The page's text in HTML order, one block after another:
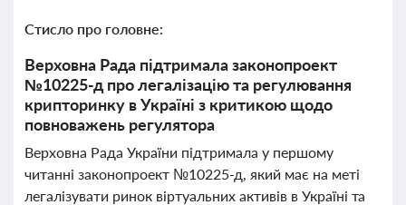
Стисло про головне:
Верховна Рада підтримала законопроект
№10225-д про легалізацію та регулювання
крипторинку в Україні з критикою щодо
повноважень регулятора
Верховна Рада України підтримала у першому
читанні законопроект №10225-д, який має на меті
легалізувати ринок віртуальних активів в Україні та